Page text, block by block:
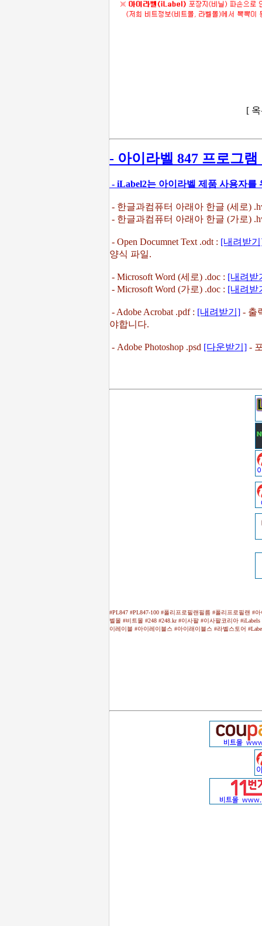
[
- 아이라벨 847 프로그
- iLabel2는 아이라벨 제품 사용자
- 한글과컴퓨터 아래아 한글 (세로)
- 한글과컴퓨터 아래아 한글 (가로)
- Open Documnet Text .odt : [내려받
양식 파일.
- Microsoft Word (세로) .doc : [내려받
- Microsoft Word (가로) .doc : [내려받
- Adobe Acrobat .pdf : [내려받기] - 출
야합니다.
- Adobe Photoshop .psd [다운받기] -
#PL847 #PL847-100 #폴리프로필랜필름 #폴리프로필랜 #
벨몰 #비트몰 #248 #248.kr #이사팔 #이사팔코리아
이레이블 #아이레이블스 #아이래이블스 #라벨스토어